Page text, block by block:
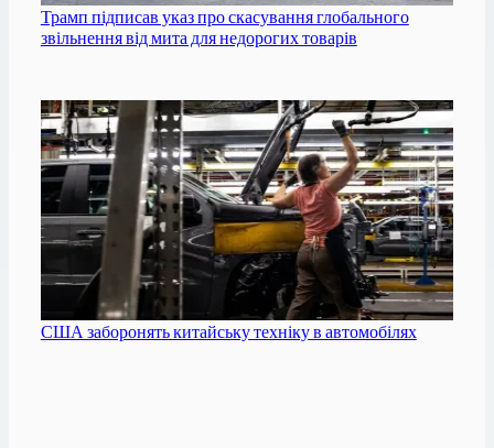
Трамп підписав указ про скасування глобального
звільнення від мита для недорогих товарів
США заборонять китайську техніку в автомобілях